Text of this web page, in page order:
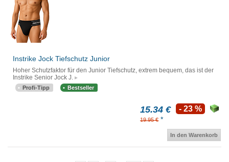
Instrike Jock Tiefschutz Junior
Hoher Schutzfaktor für den Junior Tiefschutz, extrem bequem, das ist der
Instrike Senior Jock J.
Profi-Tipp Bestseller
15.34 €
19.95 € *
- 23 %
In den Warenkorb